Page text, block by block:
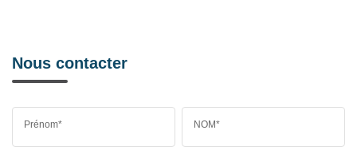
Nous contacter
Prénom* NOM*